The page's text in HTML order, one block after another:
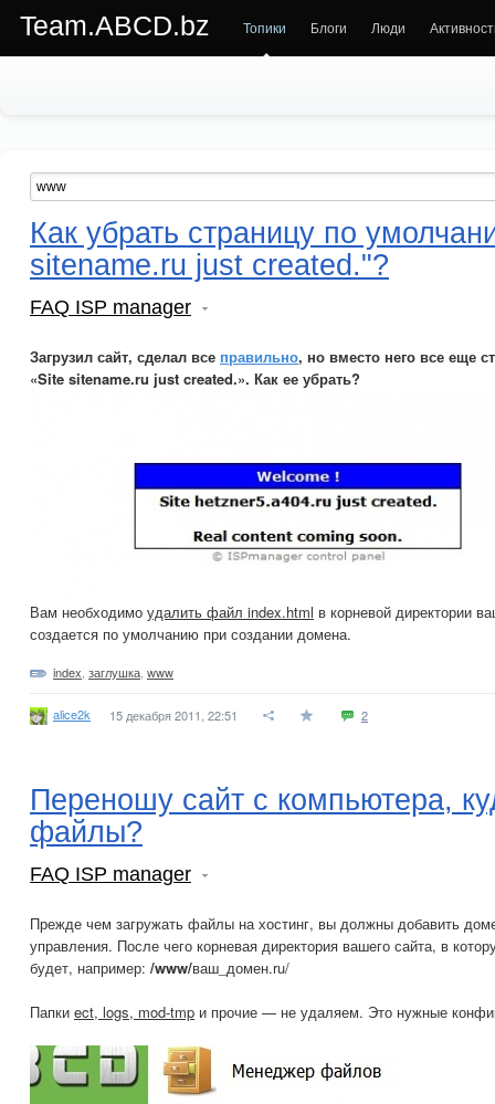
Team.ABCD.bz Топики Блоги Люди
Как убрать страницу по
sitename.ru just created."?
FAQ ISP manager
Загрузил сайт, сделал все правильно, но вместо него все еще
«Site sitename.ru just created.». Как ее убрать?
Вам необходимо удалить файл index.html в корневой директории
создается по умолчанию при создании домена.
index заглушка www
alice2k 15 декабря 2011, 22:51 2
Переношу сайт с компьютера,
файлы?
FAQ ISP manager
Прежде чем загружать файлы на хостинг, вы должны добавить
управления. После чего корневая директория вашего сайта, в
будет, например: /www/ваш_домен.ru/
Папки ect, logs, mod-tmp и прочие — не удаляем. Это нужные